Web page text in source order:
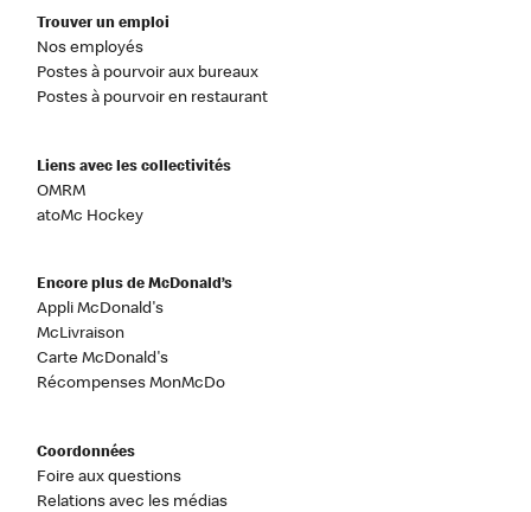
Trouver un emploi
Nos employés
Postes à pourvoir aux bureaux
Postes à pourvoir en restaurant
Liens avec les collectivités
OMRM
atoMc Hockey
Encore plus de McDonald’s
Appli McDonald's
McLivraison
Carte McDonald's
Récompenses MonMcDo
Coordonnées
Foire aux questions
Relations avec les médias